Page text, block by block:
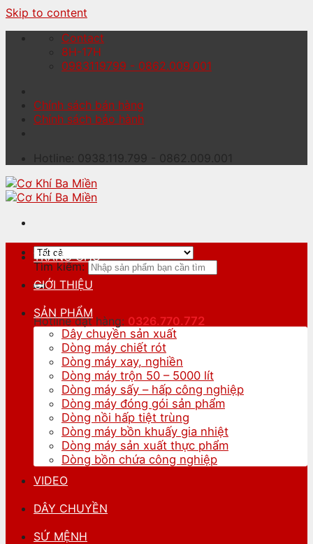
Skip to content
Contact
8H-17H
0983119799 - 0862.009.001
Chính sách bán hàng
Chính sách bảo hành
Hotline: 0938.119.799 - 0862.009.001
Tìm kiếm:
Hotline đặt hàng: 0326.770.772
TRANG CHỦ
GIỚI THIỆU
SẢN PHẨM
Dây chuyền sản xuất
Dòng máy chiết rót
Dòng máy xay, nghiền
Dòng máy trộn 50 – 5000 lít
Dòng máy sấy – hấp công nghiệp
Dòng máy đóng gói sản phẩm
Dòng nồi hấp tiệt trùng
Dòng máy bồn khuấy gia nhiệt
Dòng máy sản xuất thực phẩm
Dòng bồn chứa công nghiệp
VIDEO
DÂY CHUYỀN
SỨ MỆNH